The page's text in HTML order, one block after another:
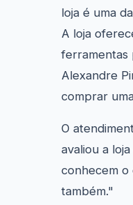
loja é uma
A loja
ferramentas
Alexandre
comprar
O
avaliou a
conhecem o
também."